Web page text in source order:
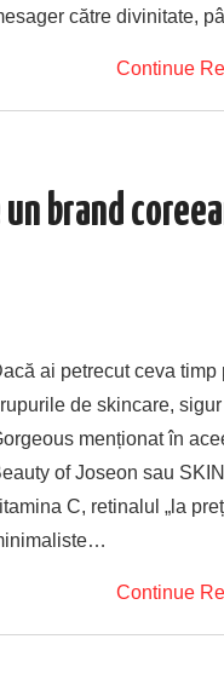
către divinitate,
Continue
brand
ai petrecut ceva timp
de skincare,
menționat în
of Joseon sau
C, retinalul „la
Continue